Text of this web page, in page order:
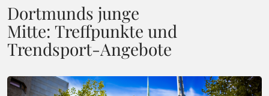
Dortmunds junge
Mitte: Treffpunkte und
Trendsport-Angebote